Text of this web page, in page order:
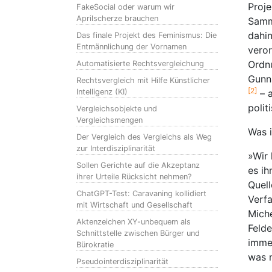
FakeSocial oder warum wir
Aprilscherze brauchen
Das finale Projekt des Feminismus: Die
Entmännlichung der Vornamen
Automatisierte Rechtsvergleichung
Rechtsvergleich mit Hilfe Künstlicher
Intelligenz (KI)
Vergleichsobjekte und
Vergleichsmengen
Der Vergleich des Vergleichs als Weg
zur Interdisziplinarität
Sollen Gerichte auf die Akzeptanz
ihrer Urteile Rücksicht nehmen?
ChatGPT-Test: Caravaning kollidiert
mit Wirtschaft und Gesellschaft
Aktenzeichen XY-unbequem als
Schnittstelle zwischen Bürger und
Bürokratie
Pseudointerdisziplinarität
[2] –
Was
»Wir
es
was